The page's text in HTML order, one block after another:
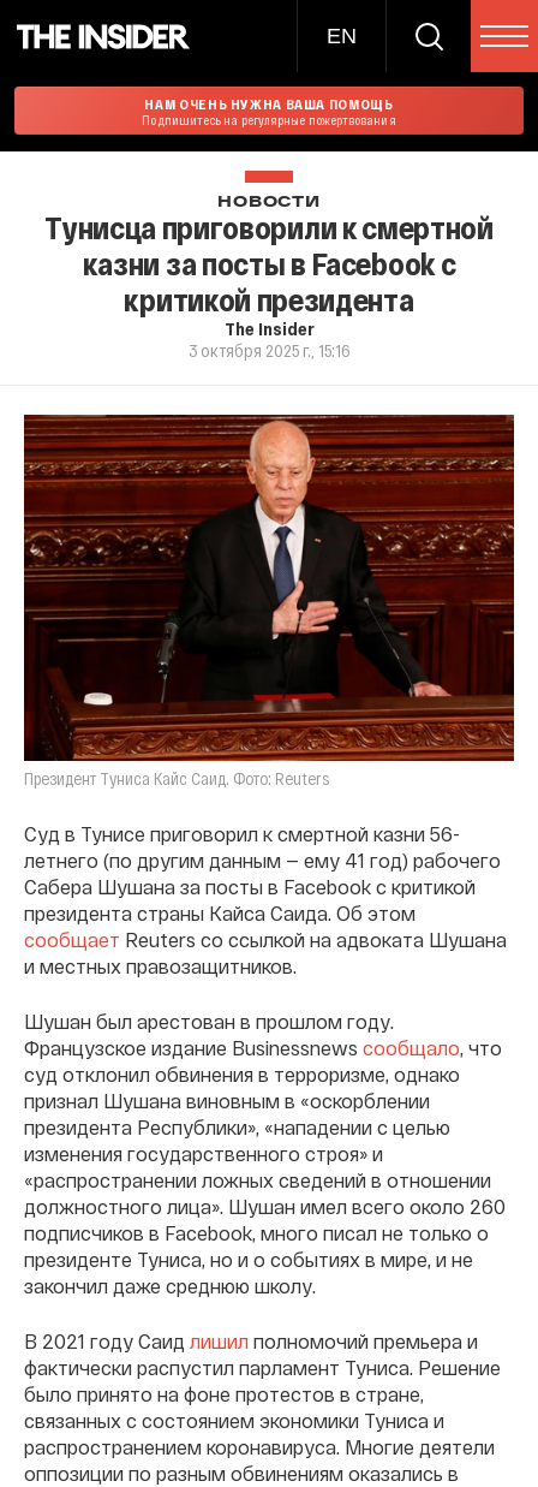
EN
НАМ ОЧЕНЬ НУЖНА ВАША ПОМОЩЬ
Подпишитесь на регулярные пожертвования
НОВОСТИ
Тунисца приговорили к смертной
казни за посты в Facebook с
критикой президента
The Insider
3 октября 2025 г., 15:16
Президент Туниса Кайс Саид. Фото: Reuters
Суд в Тунисе приговорил к смертной казни 56-
летнего (по другим данным — ему 41 год) рабочего
Сабера Шушана за посты в Facebook с критикой
президента страны Кайса Саида. Об этом
сообщает Reuters со ссылкой на адвоката Шушана
и местных правозащитников.
Шушан был арестован в прошлом году.
Французское издание Businessnews сообщало, что
суд отклонил обвинения в терроризме, однако
признал Шушана виновным в «оскорблении
президента Республики», «нападении с целью
изменения государственного строя» и
«распространении ложных сведений в отношении
должностного лица». Шушан имел всего около 260
подписчиков в Facebook, много писал не только о
президенте Туниса, но и о событиях в мире, и не
закончил даже среднюю школу.
В 2021 году Саид лишил полномочий премьера и
фактически распустил парламент Туниса. Решение
было принято на фоне протестов в стране,
связанных с состоянием экономики Туниса и
распространением коронавируса. Многие деятели
оппозиции по разным обвинениям оказались в